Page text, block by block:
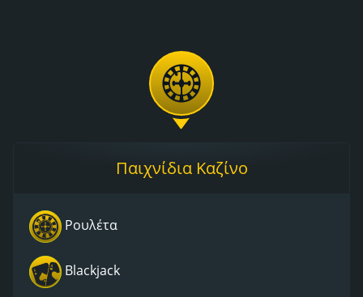
Παιχνίδια Καζίνο
Ρουλέτα
Blackjack